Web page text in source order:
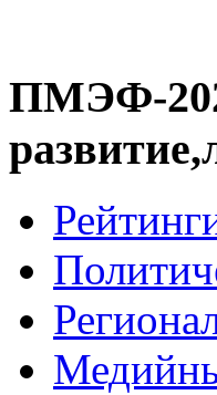
ПМЭФ-